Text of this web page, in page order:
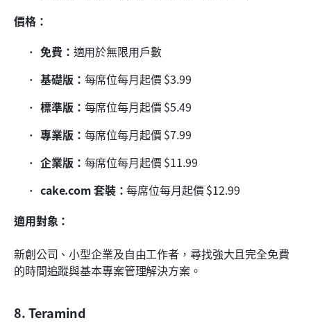
價格：
免費： 適用於無限用戶數
基礎版： 每席位每月起價 $3.99
標準版： 每席位每月起價 $5.49
專業版： 每席位每月起價 $7.99
企業版： 每席位每月起價 $11.99
cake.com 套裝：每席位每月起價 $12.99
適用對象：
新創公司、小型企業及自由工作者，尋找強大且完全免費
的時間追蹤與基本專案管理解決方案。
8. Teramind